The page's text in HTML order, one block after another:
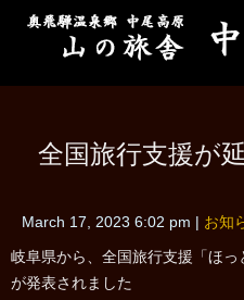
全国旅行支援が
March 17, 2023 6:02 pm お知
岐阜県から、全国旅行支援「ほ
が発表されました